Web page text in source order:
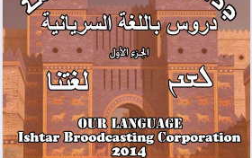
2026-08-06ائتلاف ادارة الدولة: من
يقومون بسلوك يهدد امن البلاد خارجون عن
القانون يجب محاربتهم
2026-08-06بعد هجومين قرب باب المندب..
تحذيرات من تصعيد يهدد الملاحة في البحر
الأحمر